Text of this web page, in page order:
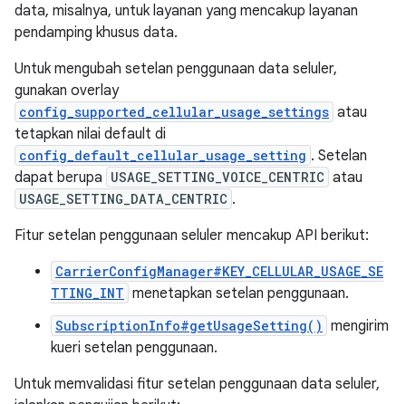
data, misalnya, untuk layanan yang mencakup layanan
pendamping khusus data.
Untuk mengubah setelan penggunaan data seluler,
gunakan overlay
config_supported_cellular_usage_settings atau
tetapkan nilai default di
config_default_cellular_usage_setting . Setelan
dapat berupa USAGE_SETTING_VOICE_CENTRIC atau
USAGE_SETTING_DATA_CENTRIC .
Fitur setelan penggunaan seluler mencakup API berikut:
CarrierConfigManager#KEY_CELLULAR_USAGE_SE
TTING_INT menetapkan setelan penggunaan.
SubscriptionInfo#getUsageSetting() mengirim
kueri setelan penggunaan.
Untuk memvalidasi fitur setelan penggunaan data seluler,